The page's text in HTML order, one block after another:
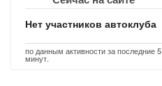
Нет участников автоклуба
по данным активности за последние 5
минут.